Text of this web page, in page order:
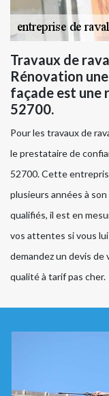
Travaux de
Rénovation
façade est une
52700.
Pour les travaux de
le prestataire de
52700. Cette
plusieurs années à
qualifiés, il est en
vos attentes si vous
demandez un devis
qualité à tarif pas cher.